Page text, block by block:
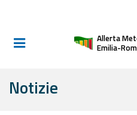
Informati e
Allerta
Emilia-
Notizie